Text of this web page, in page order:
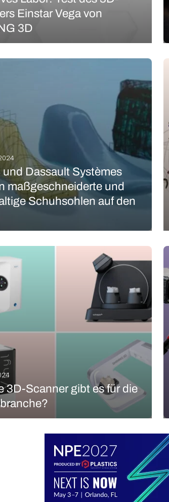
Einstar Vega von
3D
und ist ein führender Anbieter von 3D-
mit anerkannter Expertise sowohl
und Dassault Systèmes
maßgeschneiderte und
Schuhsohlen auf den
eine neue Partnerschaft mit dem
Softwarehersteller Dassault Systèmes.
aus aller Welt nach Gold streben,
und Dassault Systèmes neue Maßstäbe
3D-Scanner gibt es für die
in der aufgrund der großen
zwischen Menschen
Teile erforderlich sind, von
Bedeutung. Aus diesem Grund
Scanner, die speziell für die…